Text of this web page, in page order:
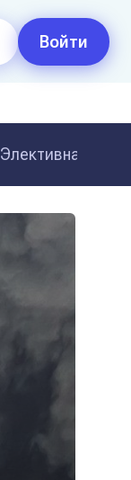
Войти
Элективная